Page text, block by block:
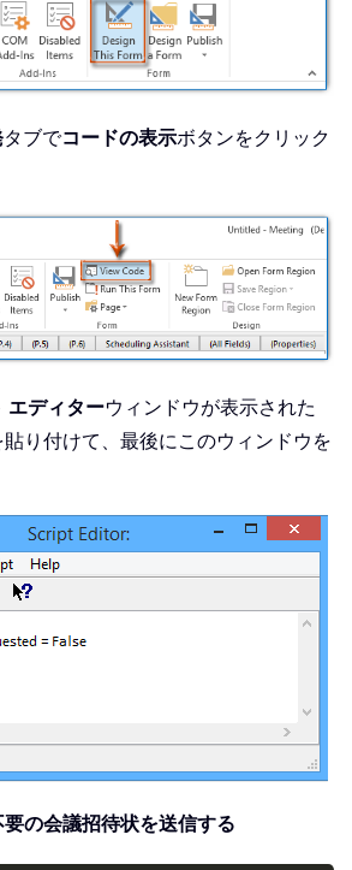
タブでコードの表示ボタンをクリック
エディターウィンドウが表示された
り付けて、最後にこのウィンドウを
の会議招待状を送信する